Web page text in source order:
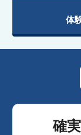
体
確